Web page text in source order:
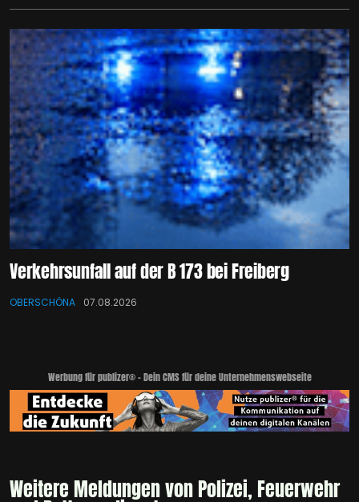
Verkehrsunfall auf der B 173 bei Freiberg
OBERSCHÖNA 07.08.2026
Werbung für publizer® - Dein CMS für deine Unternehmenswebseite
Weitere Meldungen von Polizei, Feuerwehr